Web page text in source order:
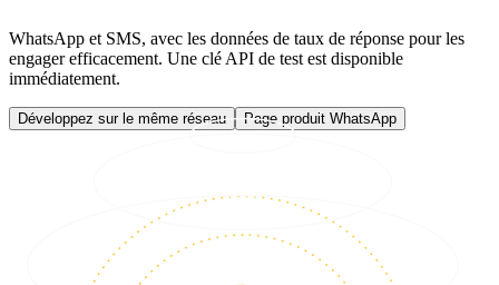
WhatsApp et SMS, avec les données de taux de réponse pour les
engager efficacement. Une clé API de test est disponible
immédiatement.
Développez sur le même réseau Page produit WhatsApp